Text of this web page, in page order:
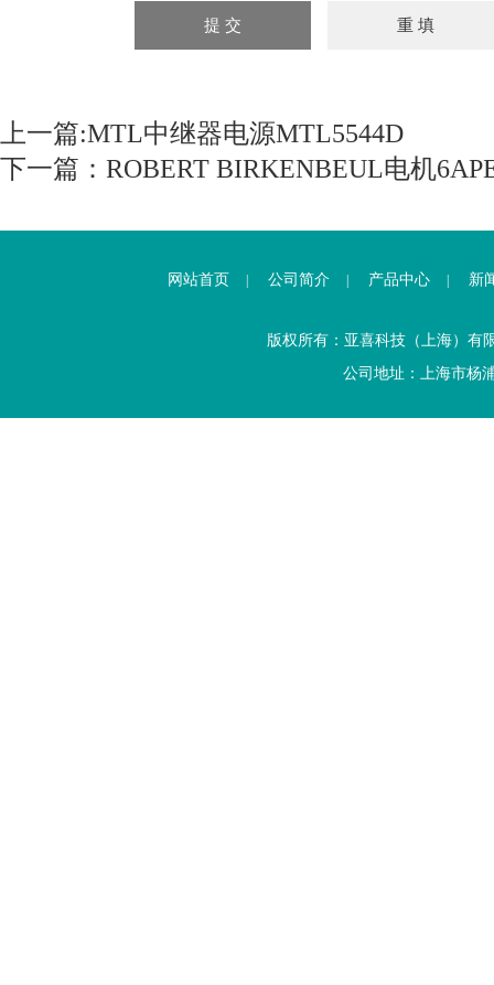
上一篇:MTL中继器电源MTL5544D
下一篇： ROBERT BIRKENBEUL电机
网站首页 公司简介 产品中心 新
版权所有：亚喜科技（上海）
公司地址：上海市杨